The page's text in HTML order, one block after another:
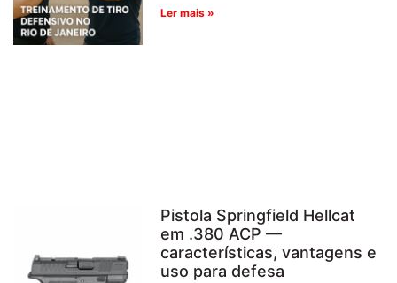
Ler mais »
Pistola Springfield Hellcat
em .380 ACP —
características, vantagens e
uso para defesa